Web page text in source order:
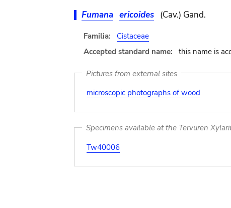
Fumana ericoides (Cav.) Gand.
Familia:
Cistaceae
Accepted standard name:
this name is
Pictures from external sites
microscopic photographs of wood
Specimens available at the Tervuren
Tw40006